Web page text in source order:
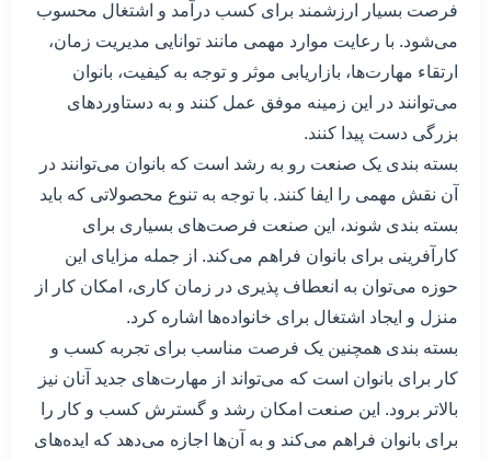
فرصت بسیار ارزشمند برای کسب درآمد و اشتغال محسوب
می‌شود. با رعایت موارد مهمی مانند توانایی مدیریت زمان،
ارتقاء مهارت‌ها، بازاریابی موثر و توجه به کیفیت، بانوان
می‌توانند در این زمینه موفق عمل کنند و به دستاوردهای
بزرگی دست پیدا کنند.
بسته بندی یک صنعت رو به رشد است که بانوان می‌توانند در
آن نقش مهمی را ایفا کنند. با توجه به تنوع محصولاتی که باید
بسته بندی شوند، این صنعت فرصت‌های بسیاری برای
کارآفرینی برای بانوان فراهم می‌کند. از جمله مزایای این
حوزه می‌توان به انعطاف پذیری در زمان کاری، امکان کار از
منزل و ایجاد اشتغال برای خانواده‌ها اشاره کرد.
بسته بندی همچنین یک فرصت مناسب برای تجربه کسب و
کار برای بانوان است که می‌تواند از مهارت‌های جدید آنان نیز
بالاتر برود. این صنعت امکان رشد و گسترش کسب و کار را
برای بانوان فراهم می‌کند و به آن‌ها اجازه می‌دهد که ایده‌های